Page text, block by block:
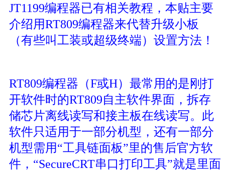
JT1199编程器已有相关教程，本贴主要
介绍用RT809编程器来代替升级小板
（有些叫工装或超级终端）设置方法！
RT809编程器（F或H）最常用的是刚打
开软件时的RT809自主软件界面，拆存
储芯片离线读写和接主板在线读写。此
软件只适用于一部分机型，还有一部分
机型需用“工具链面板”里的售后官方软
件，“SecureCRT串口打印工具”就是里面